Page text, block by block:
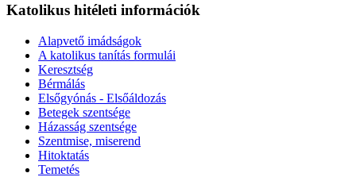
Katolikus hitéleti információk
Alapvető imádságok
A katolikus tanítás formulái
Keresztség
Bérmálás
Elsőgyónás - Elsőáldozás
Betegek szentsége
Házasság szentsége
Szentmise, miserend
Hitoktatás
Temetés